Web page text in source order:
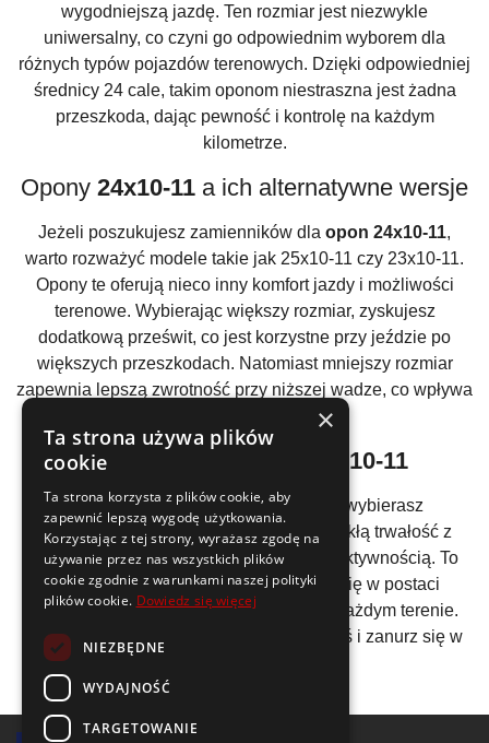
wygodniejszą jazdę. Ten rozmiar jest niezwykle
uniwersalny, co czyni go odpowiednim wyborem dla
różnych typów pojazdów terenowych. Dzięki odpowiedniej
średnicy 24 cale, takim oponom niestraszna jest żadna
przeszkoda, dając pewność i kontrolę na każdym
kilometrze.
Opony 24x10-11 a ich alternatywne wersje
Jeżeli poszukujesz zamienników dla opon 24x10-11,
warto rozważyć modele takie jak 25x10-11 czy 23x10-11.
Opony te oferują nieco inny komfort jazdy i możliwości
terenowe. Wybierając większy rozmiar, zyskujesz
dodatkową prześwit, co jest korzystne przy jeździe po
większych przeszkodach. Natomiast mniejszy rozmiar
zapewnia lepszą zwrotność przy niższej wadze, co wpływa
pozytywnie na spalanie.
Podsumowanie opon 24x10-11
Decydując się naopony 24x10-11
, wybierasz
rozwiązanie, które łączy w sobie niezwykłą trwałość z
nowoczesnym designem i niebywałą efektywnością. To
inwestycja, która z pewnością zwróci się w postaci
bezpieczniejszej i komfortowej jazdy w każdym terenie.
Nie czekaj, zdecyduj się na zakup już dziś i zanurz się w
×
Ta strona używa plików
cookie
Ta strona korzysta z plików cookie, aby
zapewnić lepszą wygodę użytkowania.
Korzystając z tej strony, wyrażasz zgodę na
używanie przez nas wszystkich plików
cookie zgodnie z warunkami naszej polityki
plików cookie. Dowiedz się więcej
NIEZBĘDNE
WYDAJNOŚĆ
TARGETOWANIE